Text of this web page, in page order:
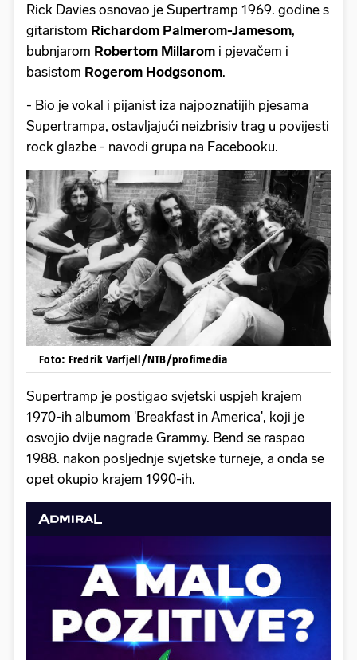
Rick Davies osnovao je Supertramp 1969. godine s
gitaristom Richardom Palmerom-Jamesom,
bubnjarom Robertom Millarom i pjevačem i
basistom Rogerom Hodgsonom.
- Bio je vokal i pijanist iza najpoznatijih pjesama
Supertrampa, ostavljajući neizbrisiv trag u povijesti
rock glazbe - navodi grupa na Facebooku.
Foto: Fredrik Varfjell/NTB/profimedia
Supertramp je postigao svjetski uspjeh krajem
1970-ih albumom 'Breakfast in America', koji je
osvojio dvije nagrade Grammy. Bend se raspao
1988. nakon posljednje svjetske turneje, a onda se
opet okupio krajem 1990-ih.